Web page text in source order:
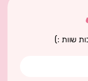
שוות :)